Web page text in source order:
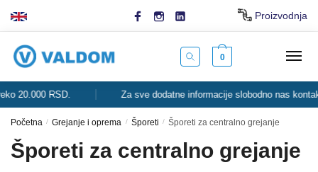
Proizvodnja
0
20.000 RSD. Za sve dodatne informacije slobodno nas
Početna / Grejanje i oprema / Šporeti / Šporeti za centralno grejanje
Šporeti za centralno grejanje